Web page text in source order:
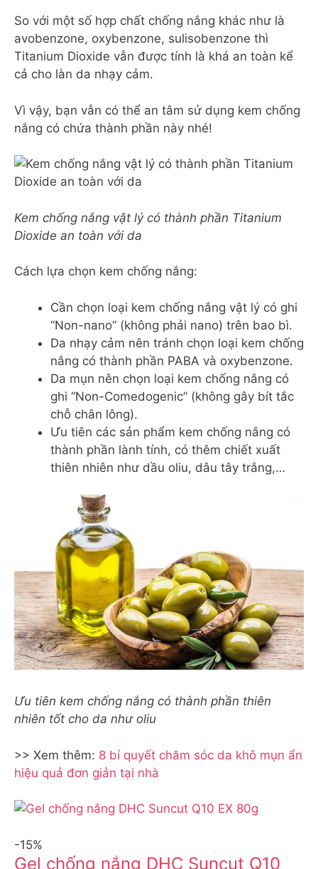
So với một số hợp chất chống nắng khác như là
avobenzone, oxybenzone, sulisobenzone thì
Titanium Dioxide vẫn được tính là khá an toàn kể
cả cho làn da nhạy cảm.
Vì vậy, bạn vẫn có thể an tâm sử dụng kem chống
nắng có chứa thành phần này nhé!
Kem chống nắng vật lý có thành phần Titanium
Dioxide an toàn với da
Cách lựa chọn kem chống nắng:
Cần chọn loại kem chống nắng vật lý có ghi
“Non-nano” (không phải nano) trên bao bì.
Da nhạy cảm nên tránh chọn loại kem chống
nắng có thành phần PABA và oxybenzone.
Da mụn nên chọn loại kem chống nắng có
ghi “Non-Comedogenic” (không gây bít tắc
chỗ chân lông).
Ưu tiên các sản phẩm kem chống nắng có
thành phần lành tính, có thêm chiết xuất
thiên nhiên như dầu oliu, dâu tây trắng,…
Ưu tiên kem chống nắng có thành phần thiên
nhiên tốt cho da như oliu
>> Xem thêm: 8 bí quyết chăm sóc da khô mụn ẩn
hiệu quả đơn giản tại nhà
-15%
Gel chống nắng DHC Suncut Q10